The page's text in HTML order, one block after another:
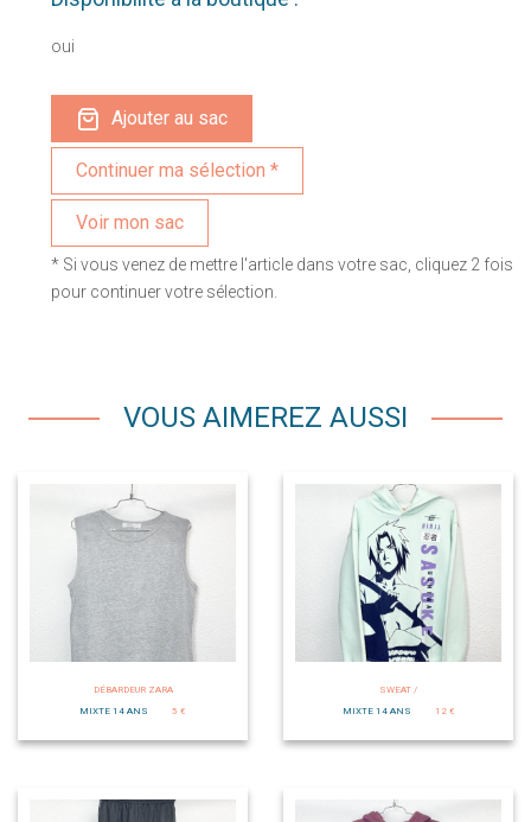
oui
Ajouter au sac
Voir mon sac
* Si vous venez de mettre l'article dans votre sac, cliquez 2 fois
pour continuer votre sélection.
VOUS AIMEREZ AUSSI
DÉBARDEUR ZARA
MIXTE 14 ANS
5 €
SWEAT /
MIXTE 14 ANS
12 €